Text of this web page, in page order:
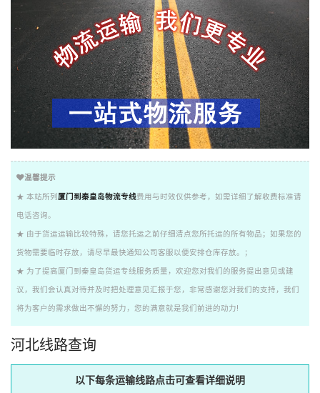
温馨提示
★ 本站所列 厦门到秦皇岛物流专线费用与时效仅供参考，如需详细了解收费标准请
电话咨询。
★ 由于货运运输比较特殊，请您托运之前仔细清点您所托运的所有物品；如果您的
货物需要临时存放，请尽早最快通知公司客服以便安排仓库存放。；
★ 为了提高厦门到秦皇岛货运专线服务质量，欢迎您对我们的服务提出意见或建
议，我们会认真对待并及时把处理意见汇报于您，非常感谢您对我们的支持，我们
将为客户的需求做出不懈的努力，您的满意就是我们前进的动力!
河北线路查询
以下每条运输线路点击可查看详细说明